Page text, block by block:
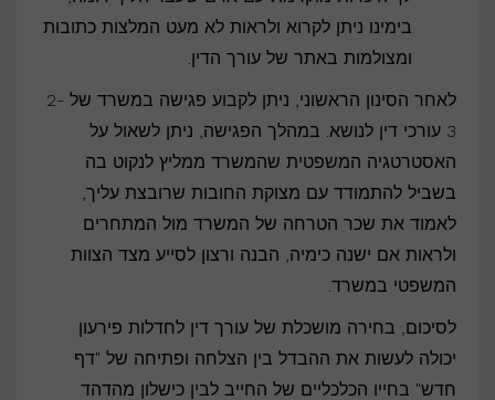
בימינו ניתן לקרוא ולראות לא מעט המלצות כתובות
ומצולמות באתר של עורך הדין.
לאחר הסינון הראשוני, ניתן לקבוע פגישה במשרד של 2-
3 עורכי דין לנושא. במהלך הפגישה, ניתן לשאול על
האסטרטגיה המשפטית שהמשרד ממליץ לנקוט בה
בשביל להתמודד עם מצוקת החובות שרובצת עליך,
לאמוד את שכר הטרחה של המשרד מול המתחרים
ולראות אם ישנה כימיה, הבנה ורצון לסייע מצד הצוות
המשפטי במשרד.
לסיכום, בחירה מושכלת של עורך דין לחדלות פירעון
יכולה לעשות את ההבדל בין הצלחה ופתיחה של "דף
חדש" בחייו הכלכליים של החייב לבין כישלון מהדהד